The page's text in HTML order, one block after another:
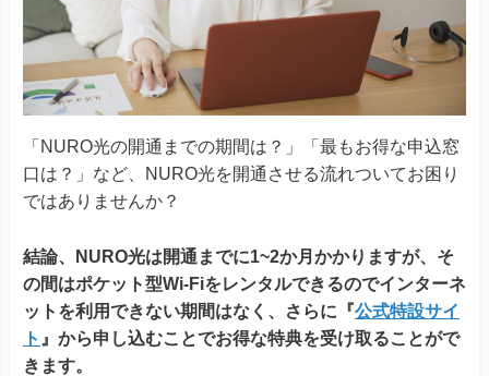
「NURO光の開通までの期間は？」「最もお得な申込窓
口は？」など、NURO光を開通させる流れついてお困り
ではありませんか？
結論、NURO光は開通までに1~2か月かかりますが、そ
の間はポケット型Wi-Fiをレンタルできるのでインターネ
ットを利用できない期間はなく、さらに『公式特設サイ
ト 』から申し込むことでお得な特典を受け取ることがで
きます。